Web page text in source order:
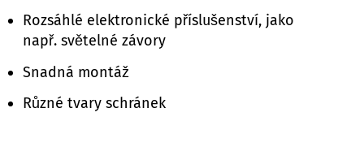
Rozsáhlé elektronické příslušenství, jako
např. světelné závory
Snadná montáž
Různé tvary schránek